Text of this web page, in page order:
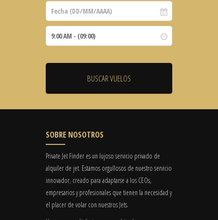
SOBRE NOSOTROS
Private Jet Finder es un lujoso servicio privado de
alquiler de jet. Estamos orgullosos de nuestro servicio
innovador, creado para adaptarse a los CEOs,
empresarios y profesionales que tienen la necesidad y
el placer de volar con nuestros Jets.